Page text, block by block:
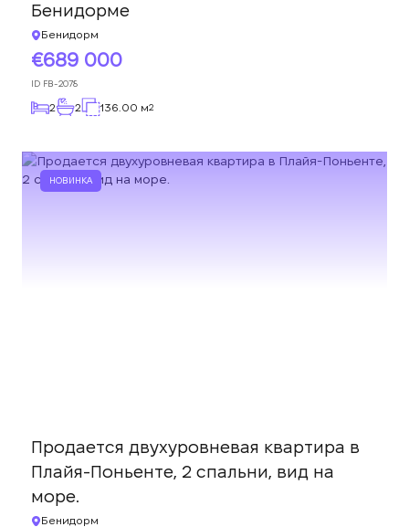
Бенидорме
Бенидорм
689 000
ID FB-2078
2 2 136.00 м2
НОВИНКА
Продается двухуровневая квартира в
Плайя-Поньенте, 2 спальни, вид на
море.
Бенидорм